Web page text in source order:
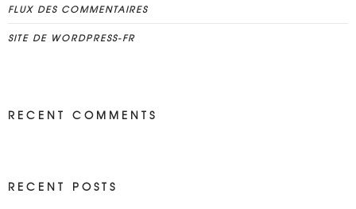
FLUX DES COMMENTAIRES
SITE DE WORDPRESS-FR
RECENT COMMENTS
RECENT POSTS